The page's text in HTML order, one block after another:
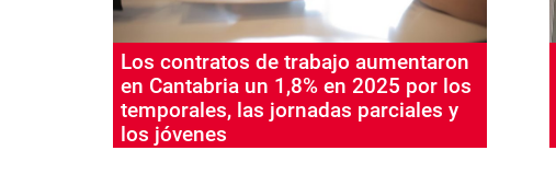
Los contratos de trabajo aumentaron
en Cantabria un 1,8% en 2025 por los
temporales, las jornadas parciales y
los jóvenes